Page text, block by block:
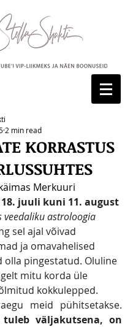
KORRASTUS
2 min read
Merkuuri
18. juuli kuni 11. august
veedaliku astroloogia
sel ajal võivad
ja omavahelised
olla pingestatud. Oluline
mitu korda üle
kokkulepped.
väljakutsena, on